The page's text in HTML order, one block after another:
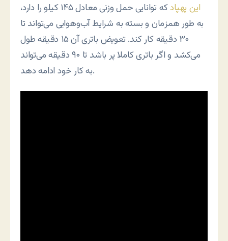
این پهپاد
که توانایی حمل وزنی معادل ۱۴۵ کیلو را دارد،
به طور همز‌مان و بسته به شرایط آب‌وهوایی می‌تواند تا
۳۰ دقیقه کار کند. تعویض باتری آن ۱۵ دقیقه طول
می‌کشد و اگر باتری کاملا پر باشد تا ۹۰ دقیقه می‌تواند
به کار خود ادامه دهد.